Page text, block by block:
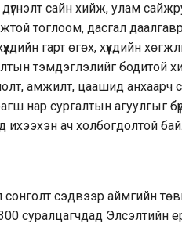
дүгнэлт сайн хийж, улам
тоглоом, дасгал
гарт өгөх, хүүхдийн
тэмдэглэлийг бодитой
амжилт, цаашид анхаарч
нар сургалтын агуулгыг
ихээхэн ач холбогдолтой
сэдвээр аймгийн
суралцагчдад Элсэлтийн